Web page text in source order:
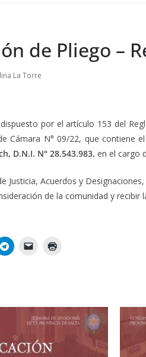
de Pliego –
La Torre
por el artículo 153 del
Cámara N° 09/22, que contiene
D.N.I. N° 28.543.983, en el cargo
Justicia, Acuerdos y
de la comunidad y